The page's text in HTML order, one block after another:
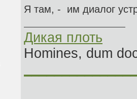
Я там, - им диалог
Дикая плоть
Homines, dum